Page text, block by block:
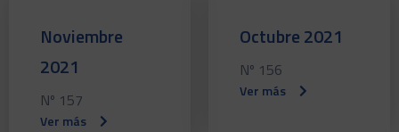
Noviembre
2021
Nº 157
Ver más
Octubre 2021
Nº 156
Ver más